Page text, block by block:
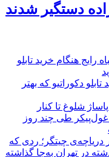
رایج هنگام خرید تابلو
تابلو دکوراتیو که بهتر
شلوغ تا کنار
طی چند روز
دریاچه‌ی چیتگر؛ ردی که
در تهران به‌جا گذاشته